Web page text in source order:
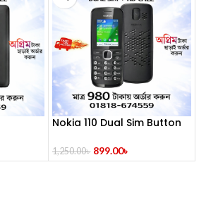
Nokia 110 Dual Sim Button
1,250.00৳ 899.00৳